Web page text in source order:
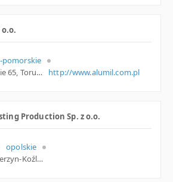
pomorskie
ul. Skłodowskiej-Curie 65, Toruń
http://www.alumil.com.pl
Production Sp. z o.o.
opolskie
ul. Szkolna 15, Kędzierzyn-Koźle